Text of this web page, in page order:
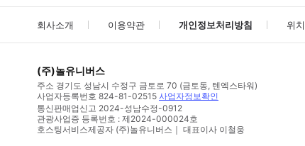
회사소개 이용약관 개인정보처리방침 위
(주)놀유니버스
주소 경기도 성남시 수정구 금토로 70 (금토동, 텐엑스타워)
사업자등록번호 824-81-02515 사업자정보확인
통신판매업신고 2024-성남수정-0912
관광사업증 등록번호 : 제2024-000024호
호스팅서비스제공자 (주)놀유니버스｜ 대표이사 이철웅